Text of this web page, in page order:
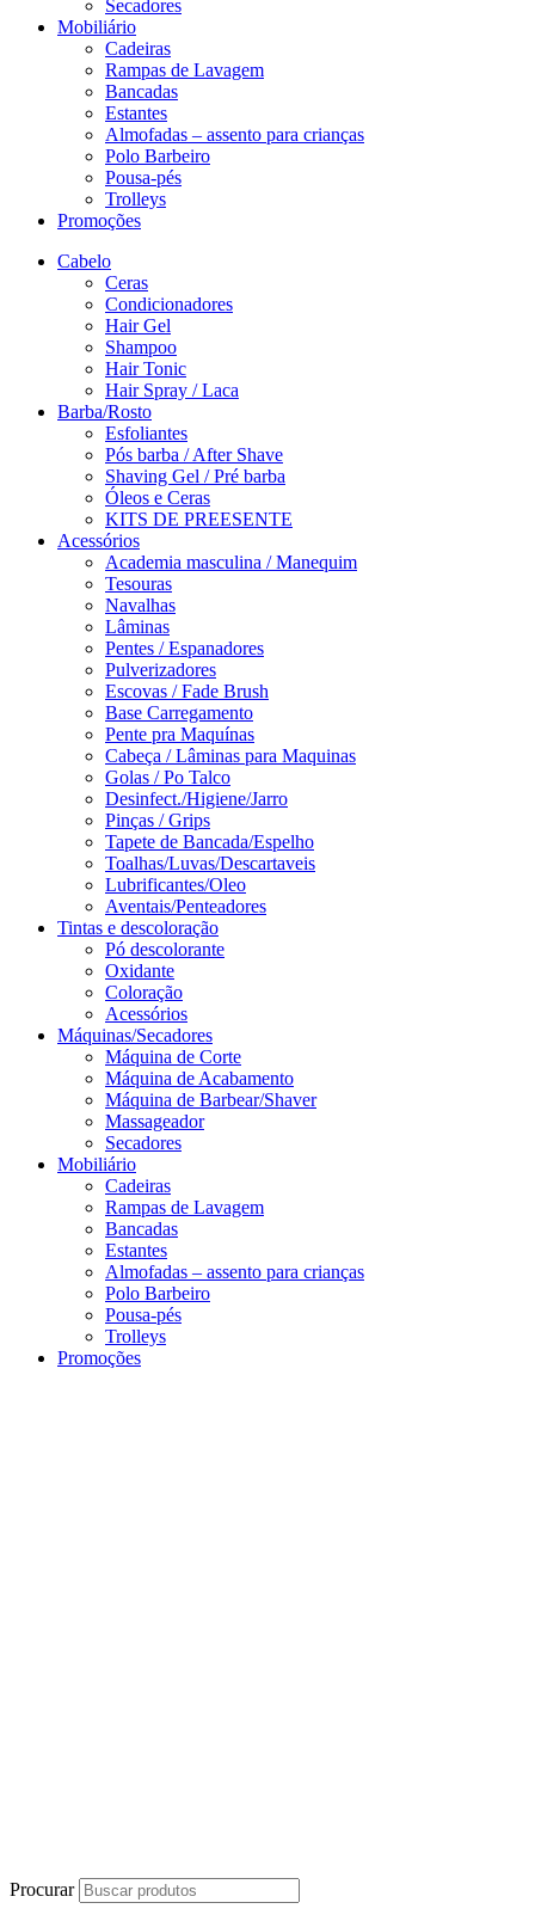
Secadores
Mobiliário
Cadeiras
Rampas de Lavagem
Bancadas
Estantes
Almofadas – assento para crianças
Polo Barbeiro
Pousa-pés
Trolleys
Promoções
Cabelo
Ceras
Condicionadores
Hair Gel
Shampoo
Hair Tonic
Hair Spray / Laca
Barba/Rosto
Esfoliantes
Pós barba / After Shave
Shaving Gel / Pré barba
Óleos e Ceras
KITS DE PREESENTE
Acessórios
Academia masculina / Manequim
Tesouras
Navalhas
Lâminas
Pentes / Espanadores
Pulverizadores
Escovas / Fade Brush
Base Carregamento
Pente pra Maquínas
Cabeça / Lâminas para Maquinas
Golas / Po Talco
Desinfect./Higiene/Jarro
Pinças / Grips
Tapete de Bancada/Espelho
Toalhas/Luvas/Descartaveis
Lubrificantes/Oleo
Aventais/Penteadores
Tintas e descoloração
Pó descolorante
Oxidante
Coloração
Acessórios
Máquinas/Secadores
Máquina de Corte
Máquina de Acabamento
Máquina de Barbear/Shaver
Massageador
Secadores
Mobiliário
Cadeiras
Rampas de Lavagem
Bancadas
Estantes
Almofadas – assento para crianças
Polo Barbeiro
Pousa-pés
Trolleys
Promoções
Procurar